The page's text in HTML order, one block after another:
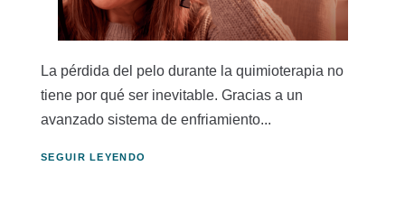
La pérdida del pelo durante la quimioterapia no
tiene por qué ser inevitable. Gracias a un
avanzado sistema de enfriamiento...
SEGUIR LEYENDO